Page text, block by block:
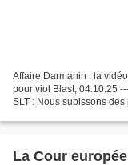
Affaire Darmanin : la
pour viol Blast, 04.10.25
SLT : Nous subissons
La Cour